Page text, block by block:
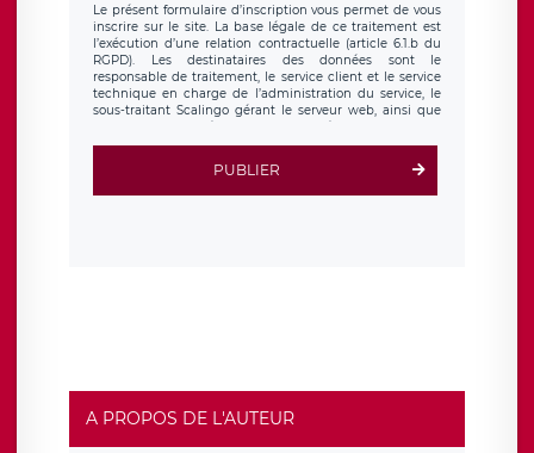
Le présent formulaire d’inscription vous permet de vous
inscrire sur le site. La base légale de ce traitement est
l’exécution d’une relation contractuelle (article 6.1.b du
RGPD). Les destinataires des données sont le
responsable de traitement, le service client et le service
technique en charge de l’administration du service, le
sous-traitant Scalingo gérant le serveur web, ainsi que
toute personne légalement autorisée. Le formulaire
d’inscription est hébergé sur un serveur hébergé par
clauses de
protection conformes au RGPD
. Les données collectées
sont conservées jusqu’à ce que l’Internaute en sollicite la
rue Léopold Sédar Senghor, joignable à l’adresse mail :
responsabledetraitement@legavox.fr. Vous avez
également le droit d’introduire une réclamation auprès
d’une autorité de contrôle.
PUBLIER
A PROPOS DE L'AUTEUR